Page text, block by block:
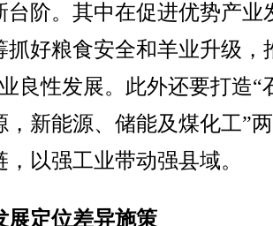
台阶。其中在促进优势产业
抓好粮食安全和羊业升级，
良性发展。此外还要打造“
，新能源、储能及煤化工”
以强工业带动强县域。
展定位差异施策